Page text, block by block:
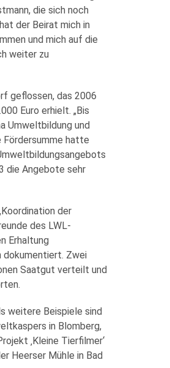
die sich noch
der Beirat mich in
und mich auf die
weiter zu
geflossen, das 2006
Euro erhielt. „Bis
Umweltbildung und
Fördersumme hatte
die Angebote sehr
der
des LWL-
Erhaltung
Zwei
Saatgut verteilt und
weitere Beispiele sind
in Blomberg,
‚Kleine Tierfilmer‘
Heerser Mühle in Bad